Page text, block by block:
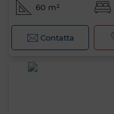
60 m²
Contatta